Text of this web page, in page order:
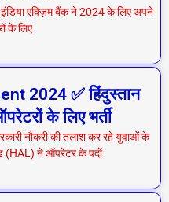
एक्ज़िम बैंक ने 2024 के लिए अपने
के लिए
2024 ✅ हिंदुस्तान
के लिए भर्ती
नौकरी की तलाश कर रहे युवाओं के
(HAL) ने ऑपरेटर के पदों